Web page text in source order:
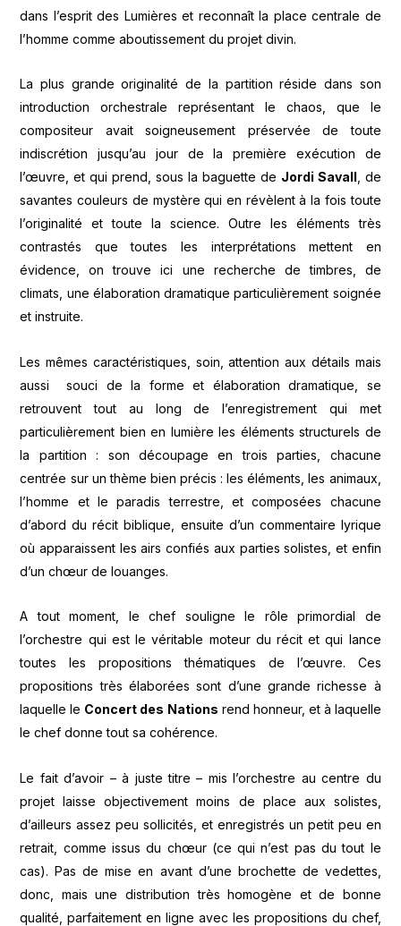
dans l’esprit des Lumières et reconnaît la place centrale de
l’homme comme aboutissement du projet divin.
La plus grande originalité de la partition réside dans son
introduction orchestrale représentant le chaos, que le
compositeur avait soigneusement préservée de toute
indiscrétion jusqu’au jour de la première exécution de
l’œuvre, et qui prend, sous la baguette de Jordi Savall , de
savantes couleurs de mystère qui en révèlent à la fois toute
l’originalité et toute la science. Outre les éléments très
contrastés que toutes les interprétations mettent en
évidence, on trouve ici une recherche de timbres, de
climats, une élaboration dramatique particulièrement soignée
et instruite.
Les mêmes caractéristiques, soin, attention aux détails mais
aussi souci de la forme et élaboration dramatique, se
retrouvent tout au long de l’enregistrement qui met
particulièrement bien en lumière les éléments structurels de
la partition : son découpage en trois parties, chacune
centrée sur un thème bien précis : les éléments, les animaux,
l’homme et le paradis terrestre, et composées chacune
d’abord du récit biblique, ensuite d’un commentaire lyrique
où apparaissent les airs confiés aux parties solistes, et enfin
d’un chœur de louanges.
A tout moment, le chef souligne le rôle primordial de
l’orchestre qui est le véritable moteur du récit et qui lance
toutes les propositions thématiques de l’œuvre. Ces
propositions très élaborées sont d’une grande richesse à
laquelle le Concert des Nations rend honneur, et à laquelle
le chef donne tout sa cohérence.
Le fait d’avoir – à juste titre – mis l’orchestre au centre du
projet laisse objectivement moins de place aux solistes,
d’ailleurs assez peu sollicités, et enregistrés un petit peu en
retrait, comme issus du chœur (ce qui n’est pas du tout le
cas). Pas de mise en avant d’une brochette de vedettes,
donc, mais une distribution très homogène et de bonne
qualité, parfaitement en ligne avec les propositions du chef,